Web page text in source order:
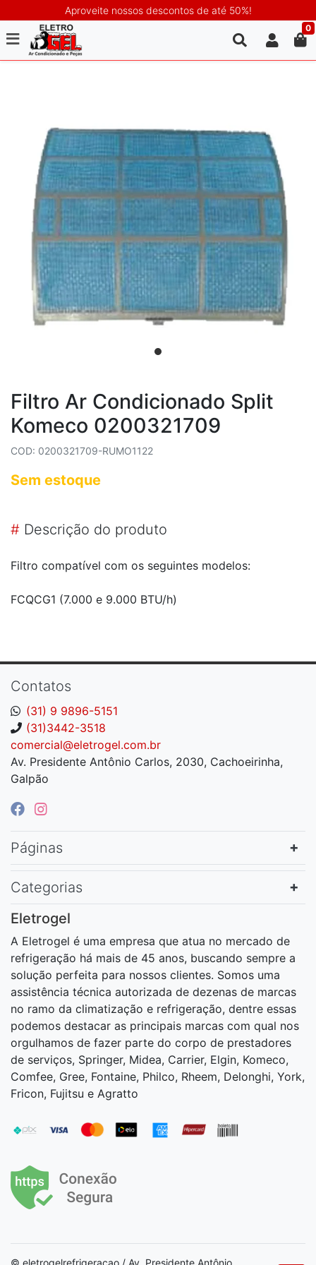
Aproveite nossos descontos de até 50%!
0
Filtro Ar Condicionado Split
Komeco 0200321709
COD: 0200321709-RUMO1122
Sem estoque
# Descrição do produto
Filtro compatível com os seguintes modelos:
FCQCG1 (7.000 e 9.000 BTU/h)
Contatos
(31) 9 9896-5151
(31)3442-3518
comercial@eletrogel.com.br
Av. Presidente Antônio Carlos, 2030, Cachoeirinha,
Galpão
Páginas
Categorias
Eletrogel
A Eletrogel é uma empresa que atua no mercado de
refrigeração há mais de 45 anos, buscando sempre a
solução perfeita para nossos clientes. Somos uma
assistência técnica autorizada de dezenas de marcas
no ramo da climatização e refrigeração, dentre essas
podemos destacar as principais marcas com qual nos
orgulhamos de fazer parte do corpo de prestadores
de serviços, Springer, Midea, Carrier, Elgin, Komeco,
Comfee, Gree, Fontaine, Philco, Rheem, Delonghi, York,
Fricon, Fujitsu e Agratto
© eletrogelrefrigeracao / Av. Presidente Antônio